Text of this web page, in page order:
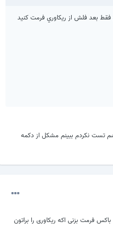
تست نکردم ببینم مشکل از دکمه
فرمت بزنی اکه ریکاوری را براتون